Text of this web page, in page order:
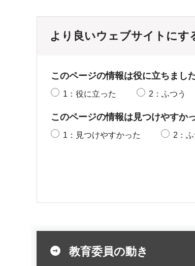
より良いウェブサイトに
このページの情報は役に立ちまし
1：役に立った 2：ふつう
このページの情報は見つけやすか
1：見つけやすかった 2：ふ
教育委員の動き